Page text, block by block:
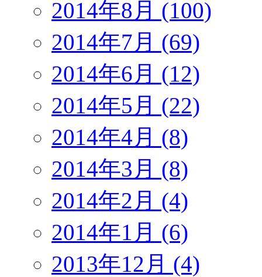
2014年8月 (100)
2014年7月 (69)
2014年6月 (12)
2014年5月 (22)
2014年4月 (8)
2014年3月 (8)
2014年2月 (4)
2014年1月 (6)
2013年12月 (4)